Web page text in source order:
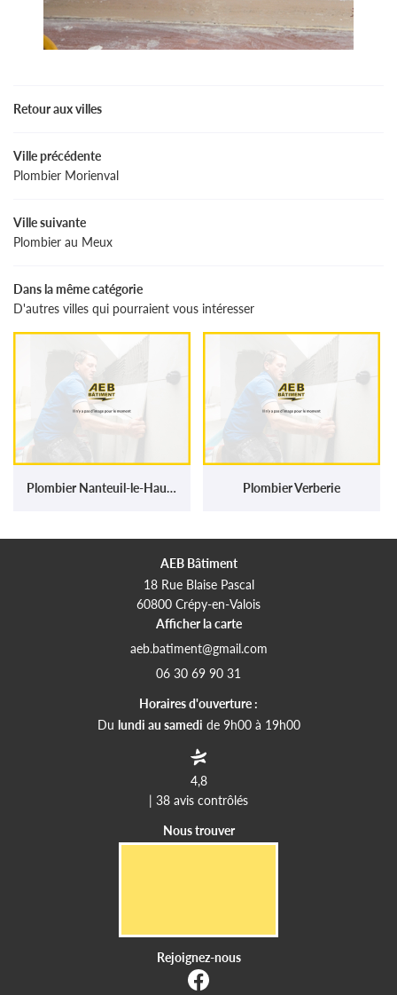
Retour aux villes
Ville précédente
Plombier Morienval
Ville suivante
Plombier au Meux
Dans la même catégorie
D'autres villes qui pourraient vous intéresser
Plombier Nanteuil-le-Haudouin Plombier Verberie
AEB Bâtiment
18 Rue Blaise Pascal
60800 Crépy-en-Valois
Afficher la carte
06 30 69 90 31
Horaires d'ouverture :
Du lundi au samedi de 9h00 à 19h00
4,8
| 38 avis contrôlés
Nous trouver
Rejoignez-nous